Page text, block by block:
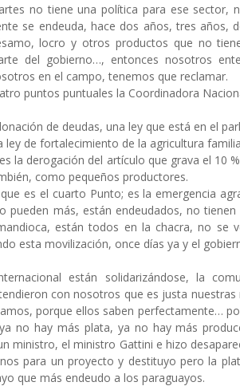
no tiene una política para ese sector,
se endeuda, hace dos años, tres
locro y otros productos que no
del gobierno…, entonces nosotros
en el campo, tenemos que reclamar.
puntos puntuales la Coordinadora
de deudas, una ley que está en el
ley de fortalecimiento de la agricultura
la derogación del artículo que grava el 10
como pequeños productores.
es el cuarto Punto; es la emergencia
pueden más, están endeudados, no
están todos en la chacra, no se
esta movilización, once días ya y el
están solidarizándose, la
con nosotros que es justa
porque ellos saben perfectamente…
no hay más plata, ya no hay más
ministro, el ministro Gattini e hizo
para un proyecto y destituyo pero la
que más endeudo a los paraguayos.